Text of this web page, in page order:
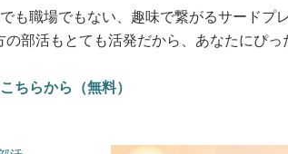
も職場でもない、趣味で繋がるサードプ
の部活もとても活発だから、あなたにぴっ
ちらから（無料）